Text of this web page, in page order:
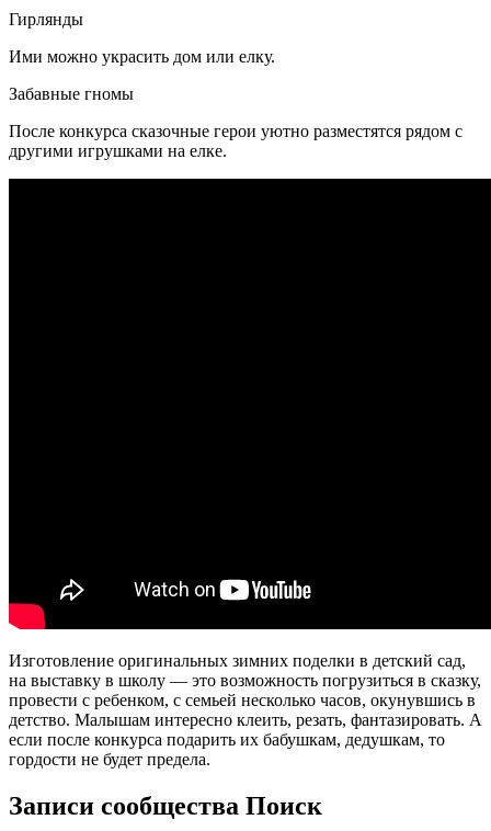
Гирлянды
Ими можно украсить дом или елку.
Забавные гномы
После конкурса сказочные герои уютно разместятся рядом с
другими игрушками на елке.
Изготовление оригинальных зимних поделки в детский сад,
на выставку в школу — это возможность погрузиться в сказку,
провести с ребенком, с семьей несколько часов, окунувшись в
детство. Малышам интересно клеить, резать, фантазировать. А
если после конкурса подарить их бабушкам, дедушкам, то
гордости не будет предела.
Записи сообщества Поиск